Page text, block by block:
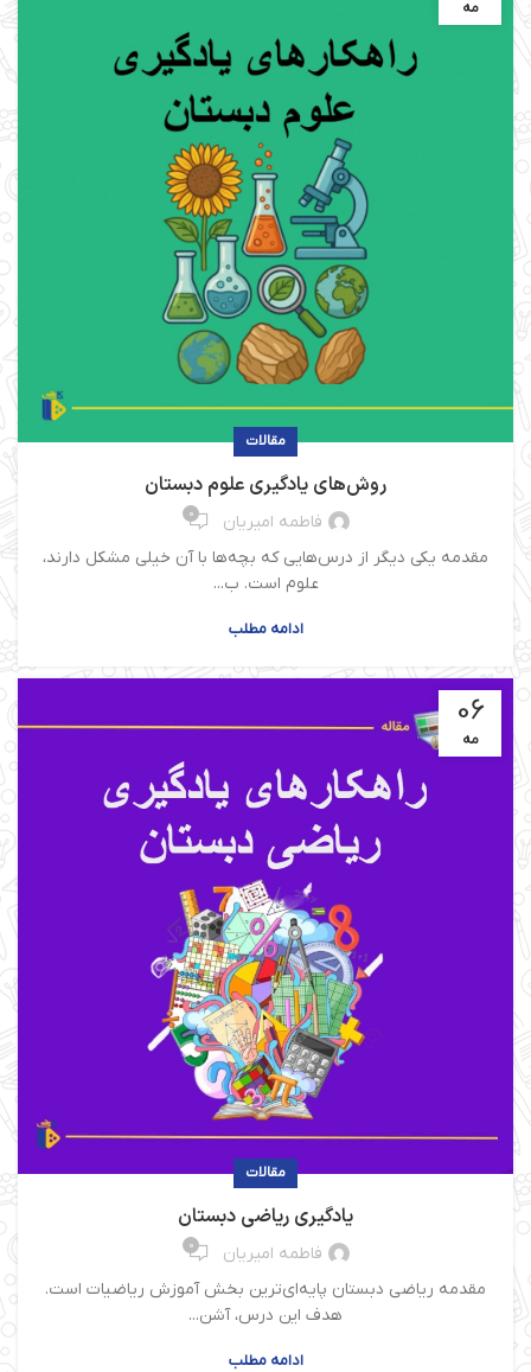
مه
مقالات
روش‌های یادگیری علوم دبستان
فاطمه امیریان 0
مقدمه یکی دیگر از درس‌هایی که بچه‌ها با آن خیلی مشکل دارند،
علوم است. ب...
ادامه مطلب
06
مه
مقالات
یادگیری ریاضی دبستان
فاطمه امیریان 0
مقدمه ریاضی دبستان پایه‌ای‌ترین بخش آموزش ریاضیات است.
هدف این درس، آشن...
ادامه مطلب